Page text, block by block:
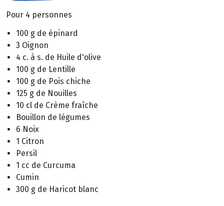
Pour 4 personnes
100 g de épinard
3 Oignon
4 c. à s. de Huile d'olive
100 g de Lentille
100 g de Pois chiche
125 g de Nouilles
10 cl de Crème fraîche
Bouillon de légumes
6 Noix
1 Citron
Persil
1 cc de Curcuma
Cumin
300 g de Haricot blanc